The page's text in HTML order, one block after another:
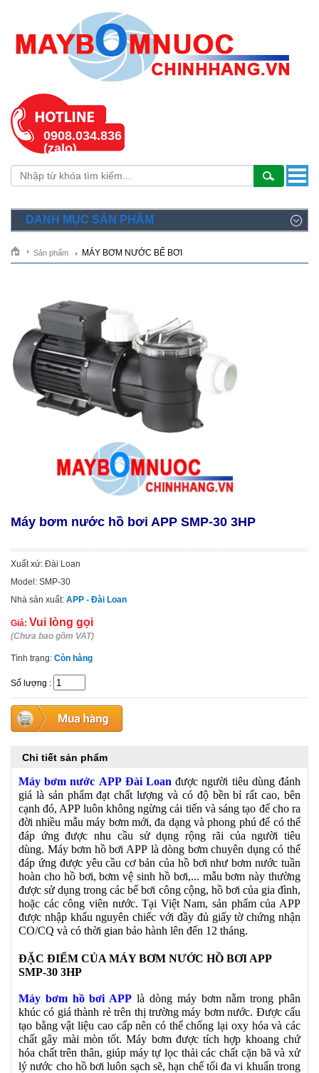
0908.034.836
(zalo)
DANH MỤC SẢN PHẨM
Sản phẩm MÁY BƠM NƯỚC BỂ BƠI
Máy bơm nước hồ bơi APP SMP-30 3HP
Xuất xứ: Đài Loan
Model: SMP-30
Nhà sản xuất: APP - Đài Loan
Giá: Vui lòng gọi
(Chưa bao gồm VAT)
Tình trạng: Còn hàng
Số lượng :
Chi tiết sản phẩm
Máy bơm nước APP Đài Loan được người tiêu dùng đánh
giá là sản phẩm đạt chất lượng và có độ bền bỉ rất cao, bên
cạnh đó, APP luôn không ngừng cải tiến và sáng tạo để cho ra
đời nhiều mẫu máy bơm mới, đa dạng và phong phú để có thể
đáp ứng được nhu cầu sử dụng rộng rãi của người tiêu
dùng. Máy bơm hồ bơi APP là dòng bơm chuyên dụng có thể
đáp ứng được yêu cầu cơ bản của hồ bơi như bơm nước tuần
hoàn cho hồ bơi, bơm vệ sinh hồ bơi,... mẫu bơm này thường
được sử dụng trong các bể bơi công cộng, hồ bơi của gia đình,
hoặc các công viên nước.Tại Việt Nam,sản phẩm của APP
được nhập khẩu nguyên chiếc với đầy đủ giấy tờ chứng nhận
CO/CQ và có thời gian bảo hành lên đến 12 tháng.
ĐẶC ĐIỂM CỦA MÁY BƠM NƯỚC HỒ BƠI APP
SMP-30 3HP
Máy bơm hồ bơi APP là dòng máy bơm nằm trong phân
khúc có giá thành rẻ trên thị trường máy bơm nước. Được cấu
tạo bằng vật liệu cao cấp nên có thể chống lại oxy hóa và các
chất gây mài mòn tốt. Máy bơm được tích hợp khoang chứ
hóa chất trên thân, giúp máy tự lọc thải các chất cặn bã và xử
lý nước cho hồ bơi luôn sạch sẽ, hạn chế tối đa vi khuẩn trong